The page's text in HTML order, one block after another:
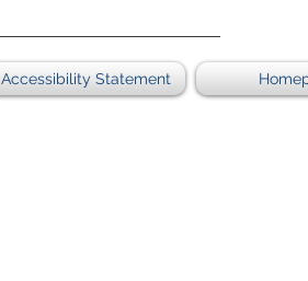
Accessibility Statement